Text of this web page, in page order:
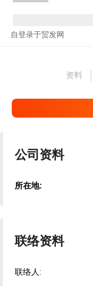
自登录于贸发网
资料
公司资料
所在地:
联络资料
联络人: